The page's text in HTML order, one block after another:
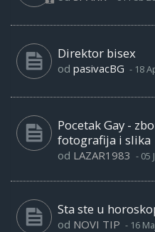
Direktor bisex
od pasivacBG - 18
Pocetak Gay -
fotografija i slika
od LAZAR1983 - 05
Sta ste u
od NOVI TIP - 16